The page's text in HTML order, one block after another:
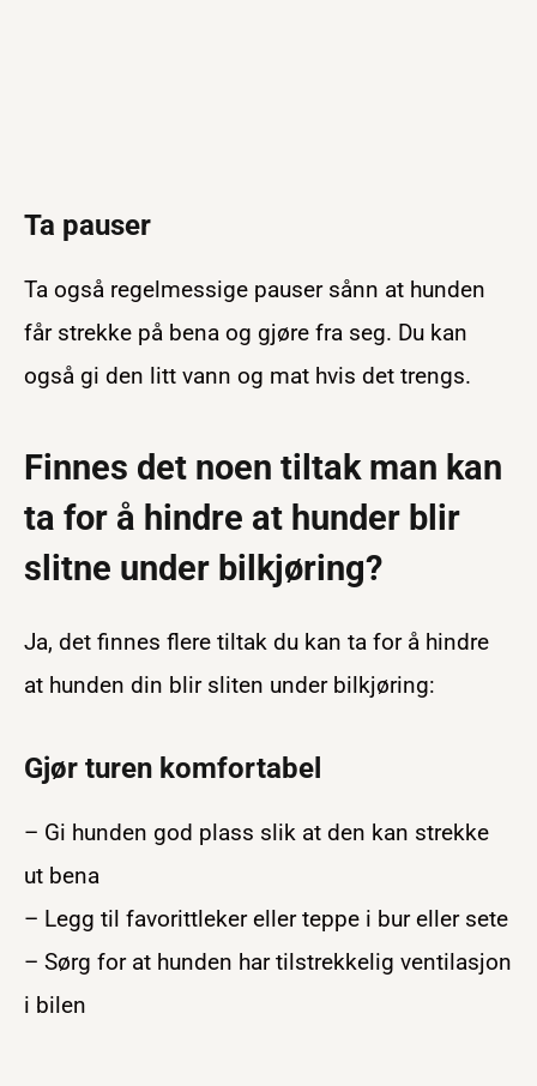
Ta pauser
Ta også regelmessige pauser sånn at hunden
får strekke på bena og gjøre fra seg. Du kan
også gi den litt vann og mat hvis det trengs.
Finnes det noen tiltak man kan
ta for å hindre at hunder blir
slitne under bilkjøring?
Ja, det finnes flere tiltak du kan ta for å hindre
at hunden din blir sliten under bilkjøring:
Gjør turen komfortabel
– Gi hunden god plass slik at den kan strekke
ut bena
– Legg til favorittleker eller teppe i bur eller sete
– Sørg for at hunden har tilstrekkelig ventilasjon
i bilen